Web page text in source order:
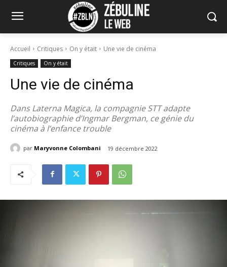
Accueil Critiques On y était Une vie de cinéma
Critiques On y était
Une vie de cinéma
Dans Laterna Magica, la compagnie STT adapte
l’autobiographie d’Ingmar Bergman, ce génie du
cinéma à l’enfance trouble
par Maryvonne Colombani 19 décembre 2022